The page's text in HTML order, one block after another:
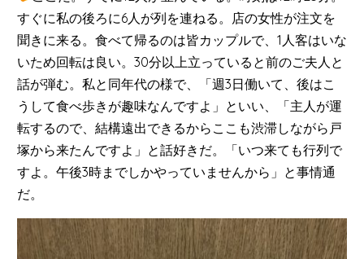
すぐに私の後ろに6人が列を連ねる。店の女性が注文を
聞きに来る。食べて帰るのは皆カップルで、1人客はいな
いため回転は良い。30分以上立っていると前のご夫人と
話が弾む。私と同年代の様で、「週3日働いて、後はこ
うして食べ歩きが趣味なんですよ」といい、「主人が運
転するので、結構遠出できるからここも渋滞しながら戸
塚から来たんですよ」と話好きだ。「いつ来ても行列で
すよ。午後3時までしかやっていませんから」と事情通
だ。